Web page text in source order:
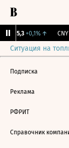
115,3 +0,1%↑
Ситуация на
Подписка
Реклама
РФРИТ
Справочник